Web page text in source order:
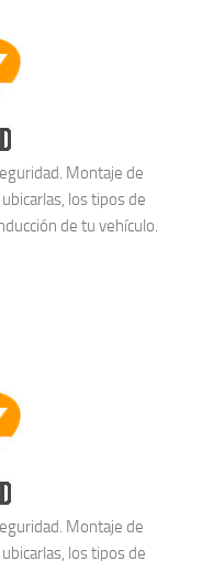
Montaje de
los tipos de
de tu vehículo.
Montaje de
los tipos de